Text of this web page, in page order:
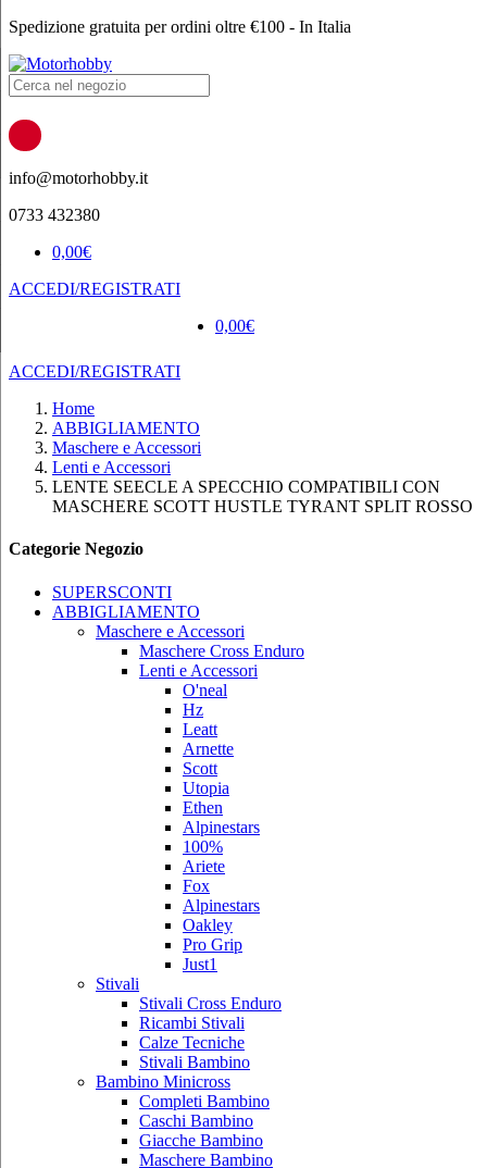
Spedizione gratuita per ordini oltre €100 - In Italia
Products
search
info@motorhobby.it
0733 432380
0,00€
ACCEDI/REGISTRATI
0,00€
ACCEDI/REGISTRATI
Home
ABBIGLIAMENTO
Maschere e Accessori
Lenti e Accessori
LENTE SEECLE A SPECCHIO COMPATIBILI CON
MASCHERE SCOTT HUSTLE TYRANT SPLIT ROSSO
Categorie Negozio
SUPERSCONTI
ABBIGLIAMENTO
Maschere e Accessori
Maschere Cross Enduro
Lenti e Accessori
O'neal
Hz
Leatt
Arnette
Scott
Utopia
Ethen
Alpinestars
100%
Ariete
Fox
Alpinestars
Oakley
Pro Grip
Just1
Stivali
Stivali Cross Enduro
Ricambi Stivali
Calze Tecniche
Stivali Bambino
Bambino Minicross
Completi Bambino
Caschi Bambino
Giacche Bambino
Maschere Bambino